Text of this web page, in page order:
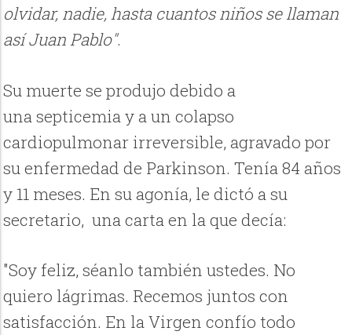
olvidar, nadie, hasta cuantos niños se llaman
así Juan Pablo".
Su muerte se produjo debido a
una septicemia y a un colapso
cardiopulmonar irreversible, agravado por
su enfermedad de Parkinson. Tenía 84 años
y 11 meses. En su agonía, le dictó a su
secretario, una carta en la que decía:
"Soy feliz, séanlo también ustedes. No
quiero lágrimas. Recemos juntos con
satisfacción. En la Virgen confío todo